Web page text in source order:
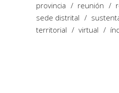
provincia
reunión
sede distrital
territorial
virtual